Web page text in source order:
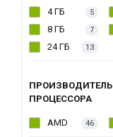
4 ГБ 5
8 ГБ 7
24 ГБ 13
ПРОИЗВОДИТЕЛЬ
ПРОЦЕССОРА
AMD 46